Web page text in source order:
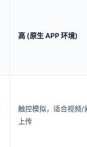
高 (原生 APP 环境)
触控模拟，适合视频/
上传